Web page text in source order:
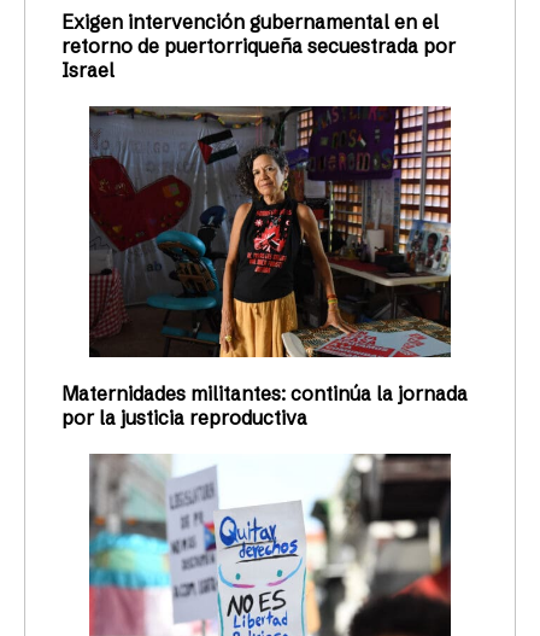
Exigen intervención gubernamental en el
retorno de puertorriqueña secuestrada por
Israel
Maternidades militantes: continúa la jornada
por la justicia reproductiva